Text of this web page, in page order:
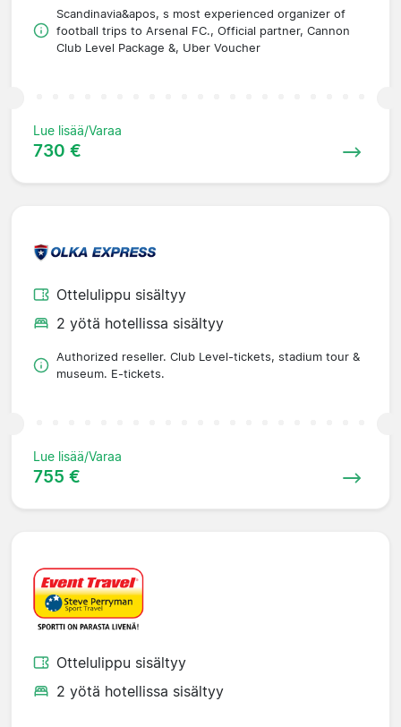
Scandinavia&apos, s most experienced organizer of
football trips to Arsenal FC., Official partner, Cannon
Club Level Package &, Uber Voucher
Lue lisää/Varaa
730 €
Ottelulippu sisältyy
2 yötä hotellissa sisältyy
Authorized reseller. Club Level-tickets, stadium tour &
museum. E-tickets.
Lue lisää/Varaa
755 €
Ottelulippu sisältyy
2 yötä hotellissa sisältyy